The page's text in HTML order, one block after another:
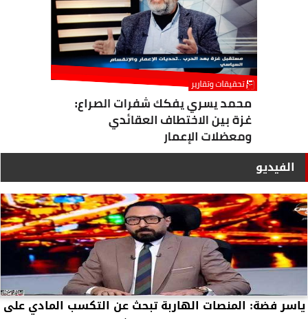
الفيديو
ياسر فضة: المنصات الهاربة تبحث عن التكسب المادي على